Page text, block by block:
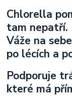
Chlorella
tam nepatří.
Váže na
po lécích a
Podporuje
které má